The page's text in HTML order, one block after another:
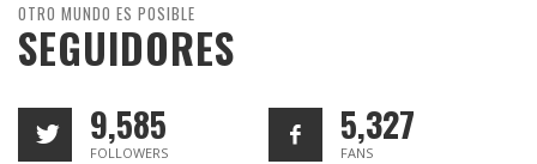
OTRO MUNDO ES POSIBLE
SEGUIDORES
9,585
FOLLOWERS
5,327
FANS